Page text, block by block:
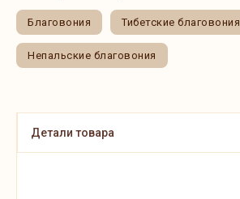
Благовония Тибетские благовония
Непальские благовония
Детали товара